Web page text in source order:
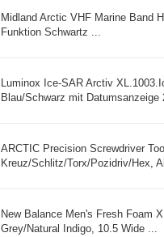
Midland Arctic VHF Marine Band
Funktion Schwartz ...
Luminox Ice-SAR Arctiv
Blau/Schwarz mit Datumsanzeige
ARCTIC Precision Screwdriver
Kreuz/Schlitz/Torx/Pozidriv/Hex,
New Balance Men's Fresh Foam
Grey/Natural Indigo, 10.5 Wide ...